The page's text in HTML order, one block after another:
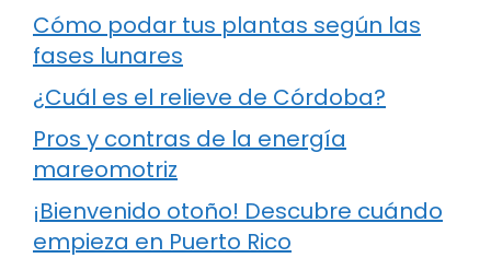
Cómo podar tus plantas según las
fases lunares
¿Cuál es el relieve de Córdoba?
Pros y contras de la energía
mareomotriz
¡Bienvenido otoño! Descubre cuándo
empieza en Puerto Rico